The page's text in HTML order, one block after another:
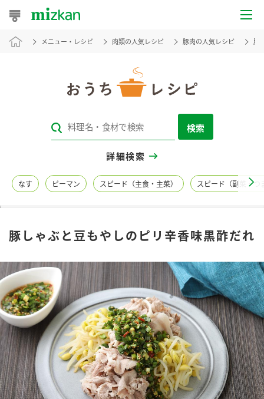
おうちレシピ
レシピカテゴリ一覧
レシピ名特集
商品情報
商品カテゴリ
酢 調味酢
お酢ドリンク ぽん酢
新商品一覧
キャンペーン情報
ブランド・スペシャルサイト
ブランド・スペシャルサイト トップ
メニュー・レシピ 肉類の人気レシピ 豚肉の人気レシピ 豚
検索
詳細検索
なす ピーマン スピード（主食・主菜） スピード（副菜・つ
豚しゃぶと豆もやしのピリ辛香味黒酢だれ